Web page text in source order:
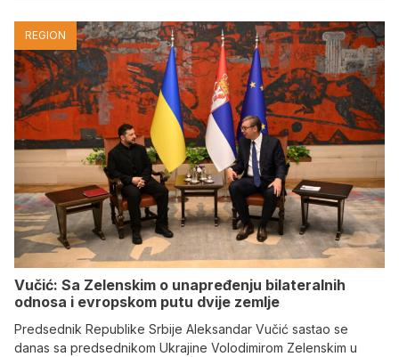
REGION
Vučić: Sa Zelenskim o unapređenju bilateralnih
odnosa i evropskom putu dvije zemlje
Predsednik Republike Srbije Aleksandar Vučić sastao se
danas sa predsednikom Ukrajine Volodimirom Zelenskim u